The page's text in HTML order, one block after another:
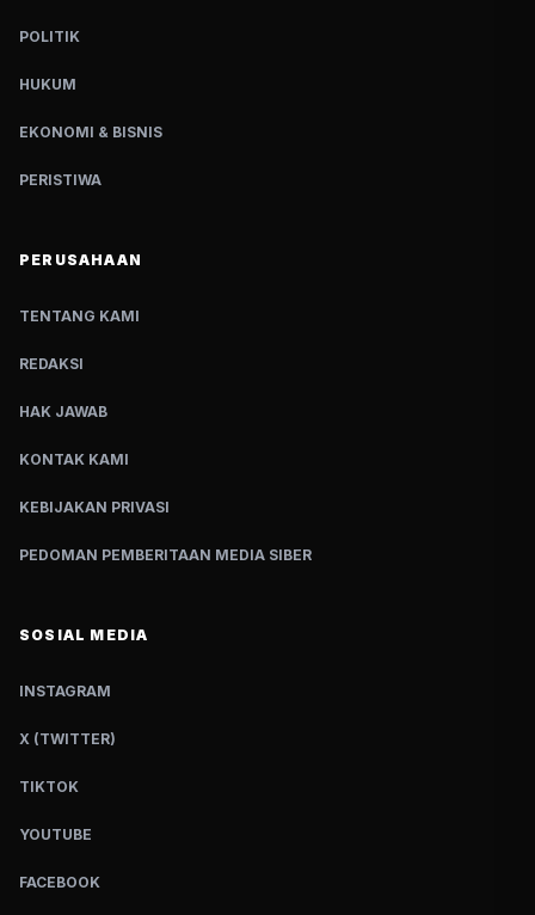
POLITIK
HUKUM
EKONOMI & BISNIS
PERISTIWA
PERUSAHAAN
TENTANG KAMI
REDAKSI
HAK JAWAB
KONTAK KAMI
KEBIJAKAN PRIVASI
PEDOMAN PEMBERITAAN MEDIA SIBER
SOSIAL MEDIA
INSTAGRAM
X (TWITTER)
TIKTOK
YOUTUBE
FACEBOOK